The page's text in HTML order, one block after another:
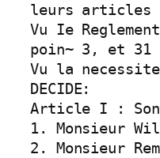
leurs articles
Vu Ie
poin~ 3, et 31
Vu la
DECIDE:
Article I : Sont
1. Monsieur
2. Monsieur